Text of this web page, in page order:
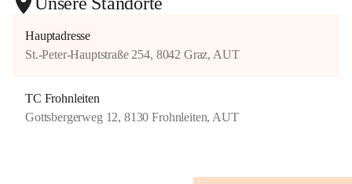
Hauptadresse
St.-Peter-Hauptstraße 254, 8042 Graz, AUT
TC Frohnleiten
Gottsbergerweg 12, 8130 Frohnleiten, AUT